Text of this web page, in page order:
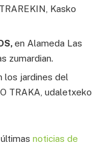
Kasko
en Alameda Las
zumardian.
los jardines del
TRAKA, udaletxeko
noticias de